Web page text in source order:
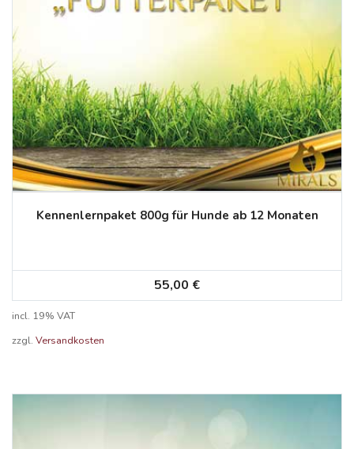
Kennenlernpaket 800g für Hunde ab 12 Monaten
55,00 €
incl. 19% VAT
zzgl. Versandkosten